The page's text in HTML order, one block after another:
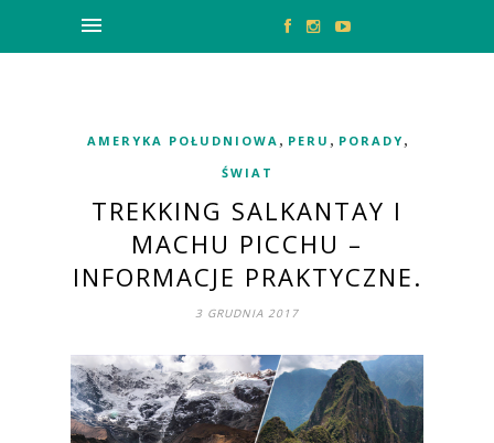
AMERYKA POŁUDNIOWA , PERU , PORADY ,
ŚWIAT
TREKKING SALKANTAY I
MACHU PICCHU –
INFORMACJE PRAKTYCZNE.
3 GRUDNIA 2017